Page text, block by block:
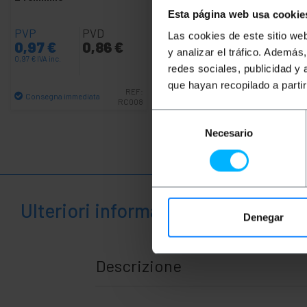
Esta página web usa
Las cookies de este sitio
y analizar el tráfico.
redes sociales, publicidad y
que hayan recopilado a
consentimiento
Necesario
Denegar
PVP
0,97€
0,97 € IVA inc.
PVD
0,86 €
Consegna immediata
REF:
RC008
PVP
1,24€
1,24 €IVA inc.
PVD
0,92 €
Consegna immediataREF: AY087
Quantità
Ulteriori informazioni
Descrizione